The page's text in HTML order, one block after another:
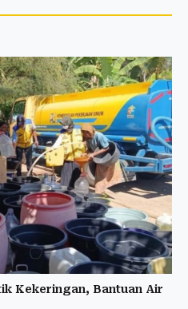
Kekeringan, Bantuan Air